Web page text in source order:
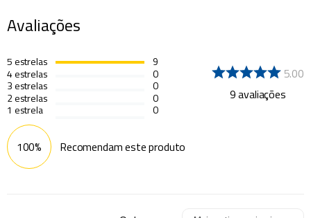
Avaliações
5estrelas
4estrelas
3estrelas
2estrelas
1 estrela
9
0
0
0
0
5.00
9avaliações
100% Recomendam este produto